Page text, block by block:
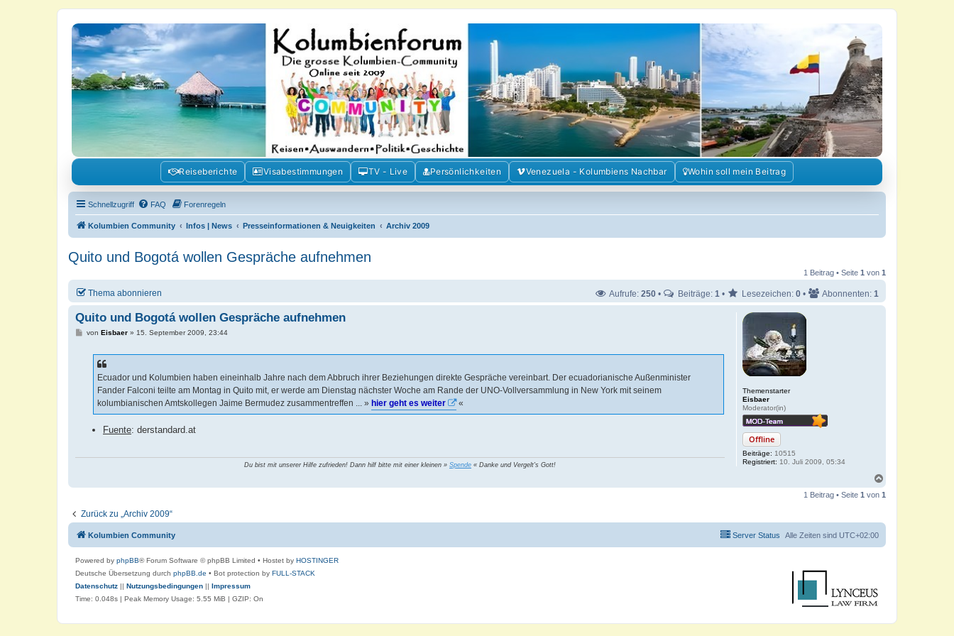
Kolumbienforum - Das grosse Forum der Freunde Kolumbiens
Reisen, Auswandern, Kultur, Politik, Geschichte und Visum in Kolumbien und Venezuela. Austausch, Erfahrungen und Gemeinschaft im Kolumbienforum
Reiseberichte Visabestimmungen TV - Live Persönlichkeiten Venezuela - Kolumbiens Nachbar Wohin soll mein Beitrag
Schnellzugriff FAQ Forenregeln
Kolumbien Community Infos | News Presseinformationen & Neuigkeiten Archiv 2009
Quito und Bogotá wollen Gespräche aufnehmen
1 Beitrag • Seite 1 von 1
Thema abonnieren Aufrufe: 250 • Beiträge: 1 • Lesezeichen: 0 • Abonnenten: 1
Themenstarter
Eisbaer
Moderator(in)
Offline
Beiträge: 10515
Registriert: 10. Juli 2009, 05:34
Quito und Bogotá wollen Gespräche aufnehmen
Bvon Eisbaer» 15. September 2009, 23:44
Ecuador und Kolumbien haben eineinhalb Jahre nach dem Abbruch ihrer Beziehungen direkte Gespräche vereinbart. Der ecuadorianische Außenminister
Fander Falconi teilte am Montag in Quito mit, er werde am Dienstag nächster Woche am Rande der UNO-Vollversammlung in New York mit seinem
kolumbianischen Amtskollegen Jaime Bermudez zusammentreffen ... » hier geht es weiter «
Fuente: derstandard.at
Du bist mit unserer Hilfe zufrieden! Dann hilf bitte mit einer kleinen » Spende « Danke und Vergelt's Gott!
c
b
n
1 Beitrag • Seite 1 von 1
Zurück zu „Archiv 2009“
Kolumbien Community Alle Zeiten sind UTC+02:00
Server Status
Powered by phpBB® Forum Software © phpBB Limited • Hostet by HOSTINGER
Deutsche Übersetzung durch phpBB.de • Bot protection by FULL-STACK
Datenschutz || Nutzungsbedingungen || Impressum
Time: 0.048s | Peak Memory Usage: 5.55 MiB | GZIP: On